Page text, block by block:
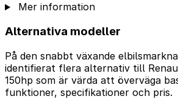
Mer information
Alternativa modeller
På den snabbt växande
identifierat flera alternativ till
150hp som är värda att överväga
funktioner, specifikationer och pris.